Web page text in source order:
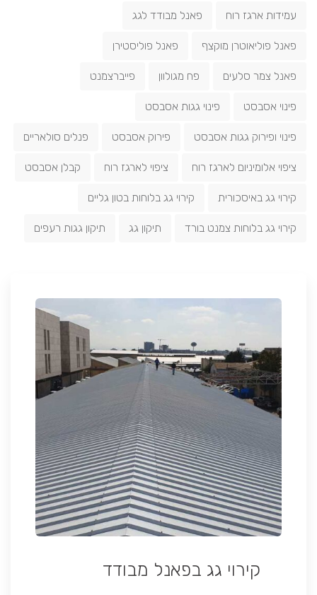
עמידות ארגז רוח פאנל מבודד לגג
פאנל פוליאוטרן מוקצף פאנל פוליסטירן
פאנל צמר סלעים פח מגולוון פייברצמנט
פינוי אסבסט פינוי גגות אסבסט
פינוי ופירוק גגות אסבסט פירוק אסבסט פנלים סולאריים
ציפוי אלומיניום לארגז רוח ציפוי לארגז רוח קבלן אסבסט
קירוי גג באיסכורית קירוי גג בלוחות בטון גליים
קירוי גג בלוחות צמנט בורד תיקון גג תיקון גגות רעפים
קירוי גג בפאנל מבודד